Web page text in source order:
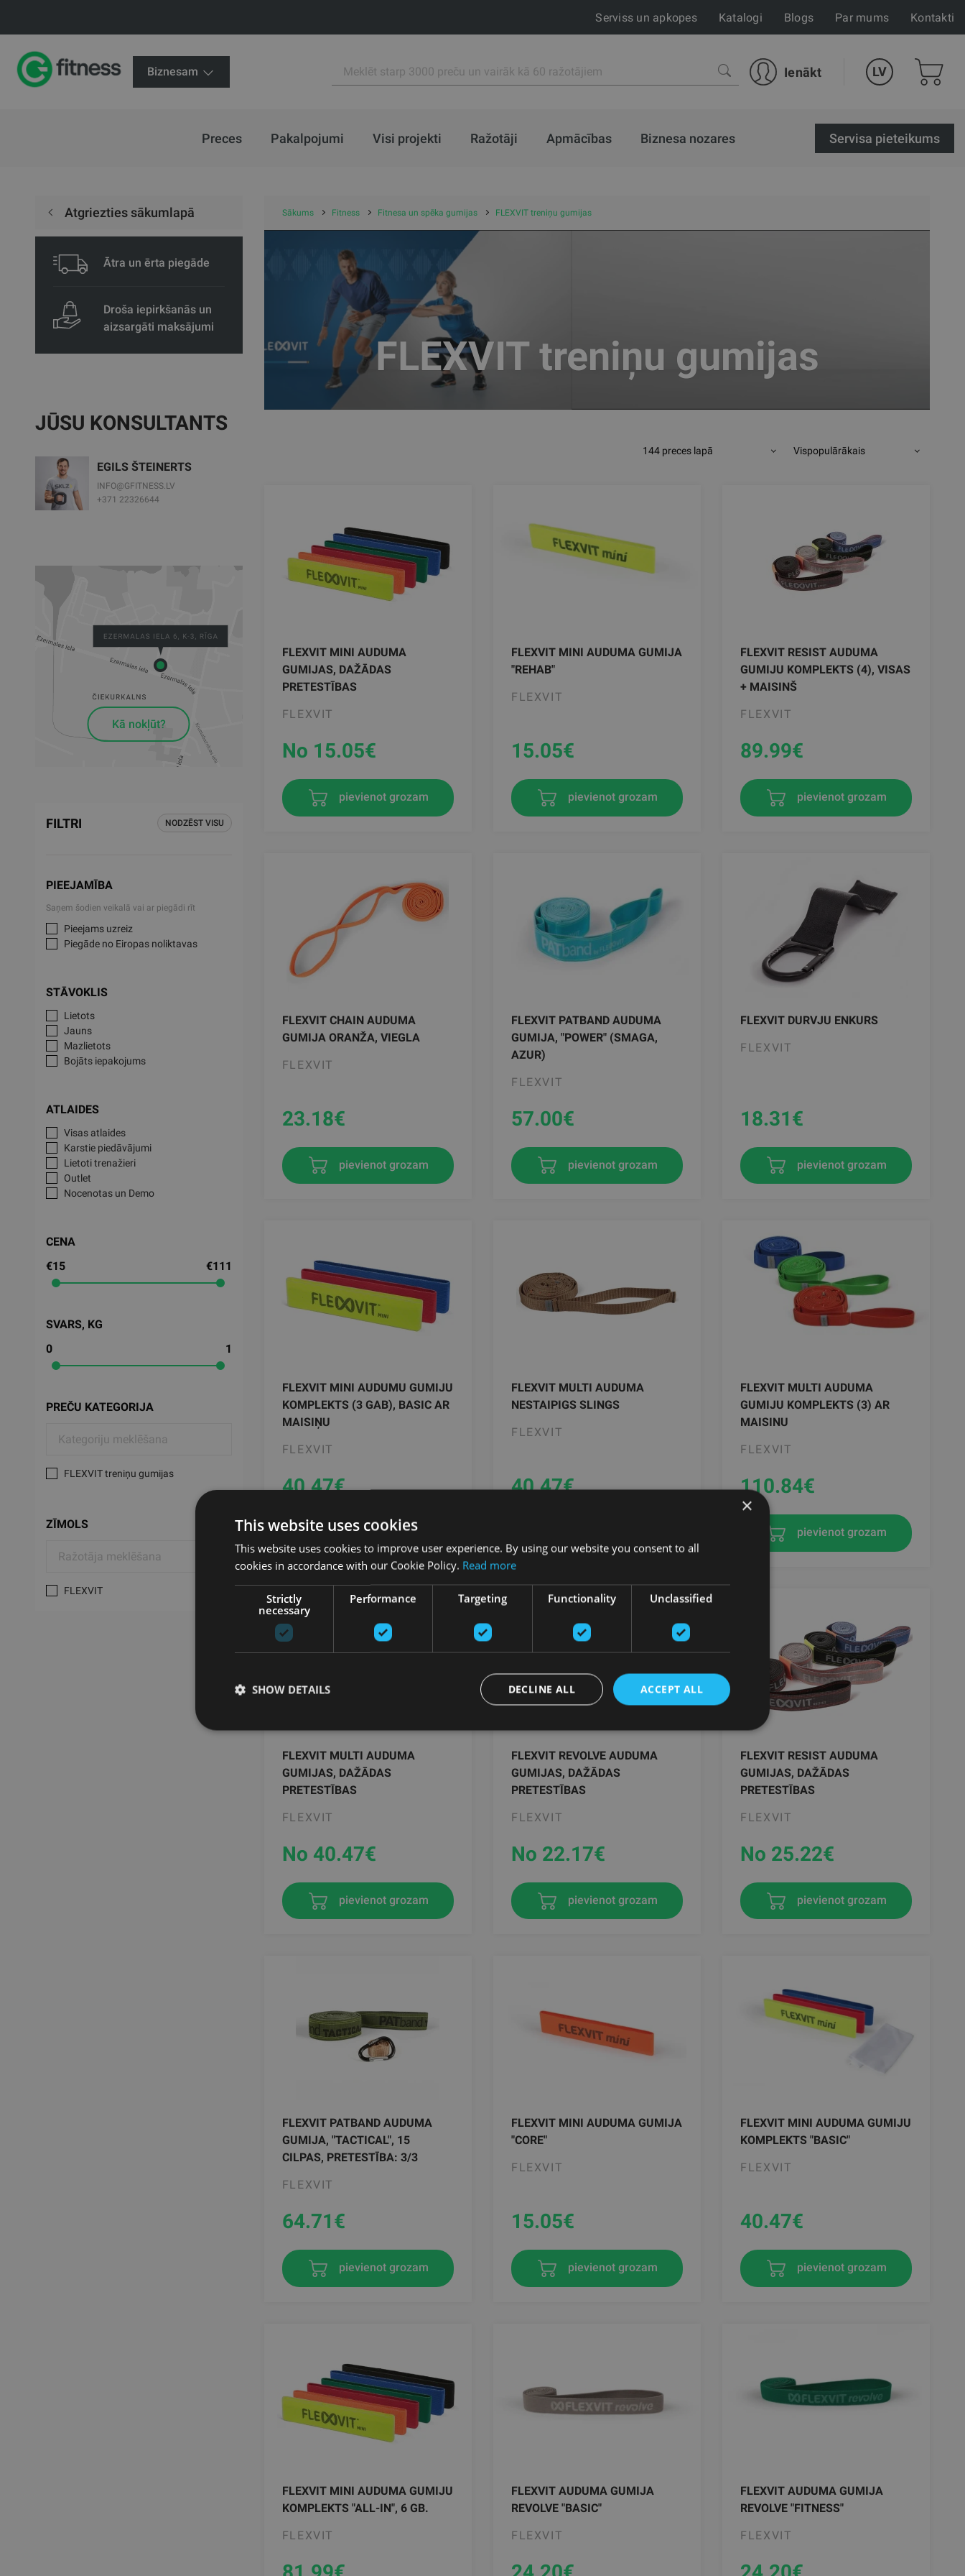
Serviss un apkopes Katalogi Blogs Par mums Kontakti
Biznesam Ienākt LV
Preces Pakalpojumi Visi projekti Ražotāji Apmācības Biznesa nozares Servisa pieteikums
Atgriezties sākumlapā
Ātra un ērta piegāde
Droša iepirkšanās un
aizsargāti maksājumi
JŪSU KONSULTANTS
EGILS ŠTEINERTS
INFO@GFITNESS.LV
+371 22326644
Kā nokļūt?
FILTRI NODZĒST VISU
PIEEJAMĪBA
Saņem šodien veikalā vai ar piegādi rīt
Pieejams uzreiz
Piegāde no Eiropas noliktavas
STĀVOKLIS
Lietots
Jauns
Mazlietots
Bojāts iepakojums
ATLAIDES
Visas atlaides
Karstie piedāvājumi
Lietoti trenažieri
Outlet
Nocenotas un Demo
CENA
€15
€111
SVARS, KG
0
1
PREČU KATEGORIJA
FLEXVIT treniņu gumijas
ZĪMOLS
FLEXVIT
Sākums Fitness Fitnesa un spēka gumijas FLEXVIT treniņu gumijas
FLEXVIT treniņu gumijas
144 preces lapā Vispopulārākais
FLEXVIT MINI AUDUMA
GUMIJAS, DAŽĀDAS
PRETESTĪBAS
FLEXVIT
No 15.05€
pievienot grozam
FLEXVIT MINI AUDUMA GUMIJA
"REHAB"
FLEXVIT
15.05€
pievienot grozam
FLEXVIT RESIST AUDUMA
GUMIJU KOMPLEKTS (4), VISAS
+ MAISINŠ
FLEXVIT
89.99€
pievienot grozam
FLEXVIT CHAIN AUDUMA
GUMIJA ORANŽA, VIEGLA
FLEXVIT
23.18€
pievienot grozam
FLEXVIT PATBAND AUDUMA
GUMIJA, "POWER" (SMAGA,
AZUR)
FLEXVIT
57.00€
pievienot grozam
FLEXVIT DURVJU ENKURS
FLEXVIT
18.31€
pievienot grozam
FLEXVIT MINI AUDUMU GUMIJU
KOMPLEKTS (3 GAB), BASIC AR
MAISIŅU
FLEXVIT
40.47€
pievienot grozam
FLEXVIT MULTI AUDUMA
NESTAIPIGS SLINGS
FLEXVIT
40.47€
FLEXVIT MULTI AUDUMA
GUMIJU KOMPLEKTS (3) AR
MAISINU
FLEXVIT
110.84€
pievienot grozam
FLEXVIT MULTI AUDUMA
GUMIJAS, DAŽĀDAS
PRETESTĪBAS
FLEXVIT
No 40.47€
pievienot grozam
FLEXVIT REVOLVE AUDUMA
GUMIJAS, DAŽĀDAS
PRETESTĪBAS
FLEXVIT
No 22.17€
pievienot grozam
FLEXVIT RESIST AUDUMA
GUMIJAS, DAŽĀDAS
PRETESTĪBAS
FLEXVIT
No 25.22€
pievienot grozam
FLEXVIT PATBAND AUDUMA
GUMIJA, "TACTICAL", 15
CILPAS, PRETESTĪBA: 3/3
FLEXVIT
64.71€
pievienot grozam
FLEXVIT MINI AUDUMA GUMIJA
"CORE"
FLEXVIT
15.05€
pievienot grozam
FLEXVIT MINI AUDUMA GUMIJU
KOMPLEKTS "BASIC"
FLEXVIT
40.47€
pievienot grozam
FLEXVIT MINI AUDUMA GUMIJU
KOMPLEKTS "ALL-IN", 6 GB.
FLEXVIT
FLEXVIT AUDUMA GUMIJA
REVOLVE "BASIC"
FLEXVIT
FLEXVIT AUDUMA GUMIJA
REVOLVE "FITNESS"
FLEXVIT
×
This website uses cookies
This website uses cookies to improve user experience. By using our website you consent to all
cookies in accordance with our Cookie Policy. Read more
Strictly
necessary
Performance Targeting Functionality Unclassified
ACCEPT ALL
DECLINE ALL
SHOW DETAILS